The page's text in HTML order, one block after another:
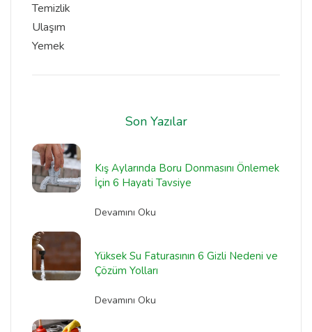
Temizlik
Ulaşım
Yemek
Son Yazılar
Kış Aylarında Boru Donmasını Önlemek
İçin 6 Hayati Tavsiye
Devamını Oku
Yüksek Su Faturasının 6 Gizli Nedeni ve
Çözüm Yolları
Devamını Oku